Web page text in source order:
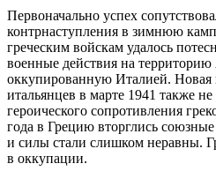
Первоначально успех
контрнаступления в зимнюю
греческим войскам удалось
военные действия на
оккупированную Италией. Новая
итальянцев в марте 1941 также не
героического сопротивления
года в Грецию вторглись
и силы стали слишком неравны.
в оккупации.